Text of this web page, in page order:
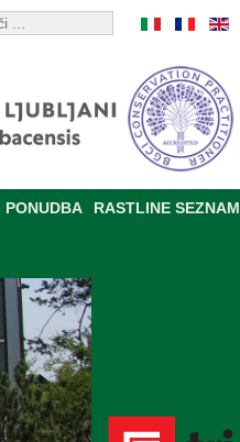
PONUDBA RASTLINE SEZNAM